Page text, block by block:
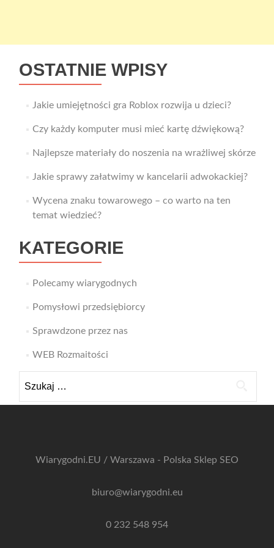
OSTATNIE WPISY
Jakie umiejętności gra Roblox rozwija u dzieci?
Czy każdy komputer musi mieć kartę dźwiękową?
Najlepsze materiały do noszenia na wrażliwej skórze
Jakie sprawy załatwimy w kancelarii adwokackiej?
Wycena znaku towarowego – co warto na ten
temat wiedzieć?
KATEGORIE
Polecamy wiarygodnych
Pomysłowi przedsiębiorcy
Sprawdzone przez nas
WEB Rozmaitości
Wiarygodni.EU / Warszawa - Polska Sklep SEO
biuro@wiarygodni.eu
0 232 548 954